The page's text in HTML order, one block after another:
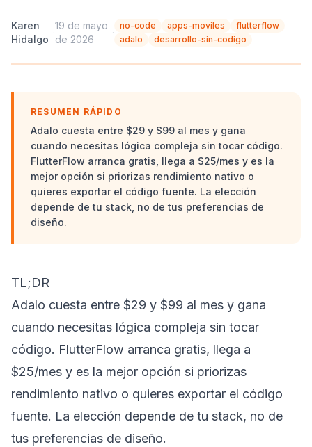
Karen
Hidalgo
·
19 de mayo
de 2026
·
no-code apps-moviles
flutterflow
adalo
desarrollo-sin-codigo
RESUMEN RÁPIDO
Adalo cuesta entre $29 y $99 al mes y gana
cuando necesitas lógica compleja sin tocar código.
FlutterFlow arranca gratis, llega a $25/mes y es la
mejor opción si priorizas rendimiento nativo o
quieres exportar el código fuente. La elección
depende de tu stack, no de tus preferencias de
diseño.
TL;DR
Adalo cuesta entre $29 y $99 al mes y gana
cuando necesitas lógica compleja sin tocar
código. FlutterFlow arranca gratis, llega a
$25/mes y es la mejor opción si priorizas
rendimiento nativo o quieres exportar el código
fuente. La elección depende de tu stack, no de
tus preferencias de diseño.